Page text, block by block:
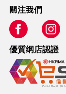
關注我們
優質纲店認證